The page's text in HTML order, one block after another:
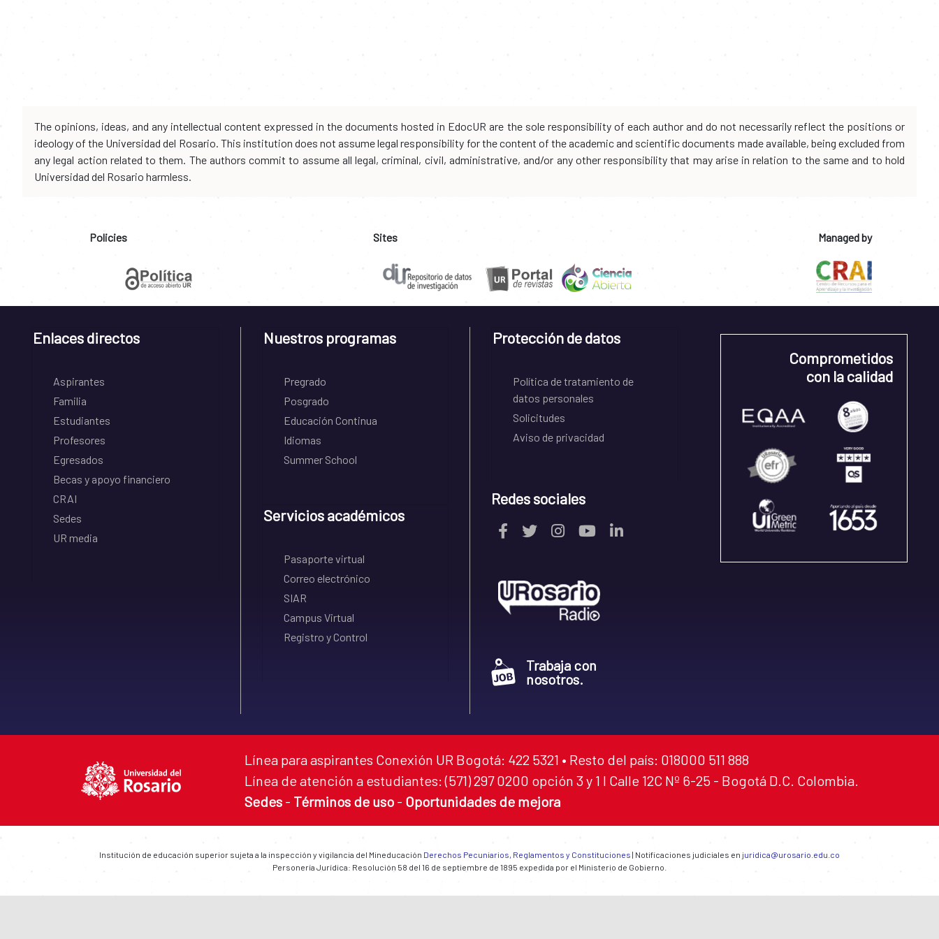
The opinions, ideas, and any intellectual content expressed in the documents hosted in EdocUR are the sole responsibility of each author and do not necessarily reflect the positions or
ideology of the Universidad del Rosario. This institution does not assume legal responsibility for the content of the academic and scientific documents made available, being excluded from
any legal action related to them. The authors commit to assume all legal, criminal, civil, administrative, and/or any other responsibility that may arise in relation to the same and to hold
Universidad del Rosario harmless.
Policies Sites Managed by
Enlaces directos
Aspirantes
Familia
Estudiantes
Profesores
Egresados
Becas y apoyo financiero
CRAI
Sedes
UR media
Nuestros programas
Pregrado
Posgrado
Educación Continua
Idiomas
Summer School
Servicios académicos
Pasaporte virtual
Correo electrónico
SIAR
Campus Virtual
Registro y Control
Protección de datos
Política de tratamiento de
datos personales
Solicitudes
Aviso de privacidad
Redes sociales
Trabaja con
nosotros.
Comprometidos
con la calidad
Línea para aspirantes Conexión UR Bogotá: 422 5321 • Resto del país: 018000 511 888
Línea de atención a estudiantes: (571) 297 0200 opción 3 y 1 I Calle 12C Nº 6-25 - Bogotá D.C. Colombia.
Sedes - Términos de uso - Oportunidades de mejora
Institución de educación superior sujeta a la inspección y vigilancia del Mineducación Derechos Pecuniarios, Reglamentos y Constituciones | Notificaciones judiciales en juridica@urosario.edu.co
Personería Jurídica: Resolución 58 del 16 de septiembre de 1895 expedida por el Ministerio de Gobierno.